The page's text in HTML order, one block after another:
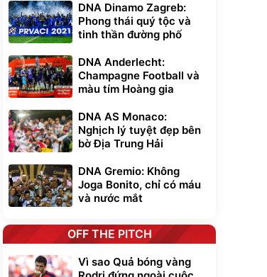
DNA Dinamo Zagreb:
Phong thái quý tộc và
tinh thần đường phố
DNA Anderlecht:
Champagne Football và
màu tím Hoàng gia
DNA AS Monaco:
Nghịch lý tuyệt đẹp bên
bờ Địa Trung Hải
DNA Gremio: Không
Joga Bonito, chỉ có máu
và nước mắt
OFF THE PITCH
Vì sao Quả bóng vàng